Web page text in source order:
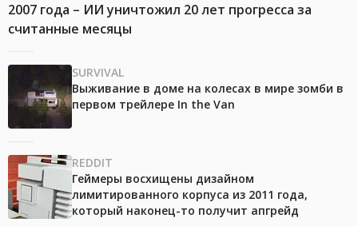
2007 года – ИИ уничтожил 20 лет прогресса за
считанные месяцы
SURVIVAL
Выживание в доме на колесах в мире зомби в
первом трейлере In the Van
REDDIT
Геймеры восхищены дизайном
лимитированного корпуса из 2011 года,
который наконец-то получит апгрейд